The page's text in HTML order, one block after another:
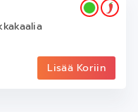
Lisää Koriin